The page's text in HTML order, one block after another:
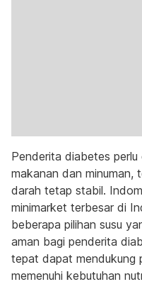
Penderita diabetes perlu
makanan dan minuman,
darah tetap stabil.
minimarket terbesar di
beberapa pilihan susu
aman bagi penderita
tepat dapat mendukung
memenuhi kebutuhan